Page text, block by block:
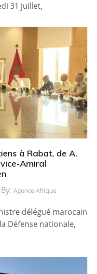
31 juillet,
à Rabat, de A.
Amiral
Agence Afrique
délégué marocain
Défense nationale,